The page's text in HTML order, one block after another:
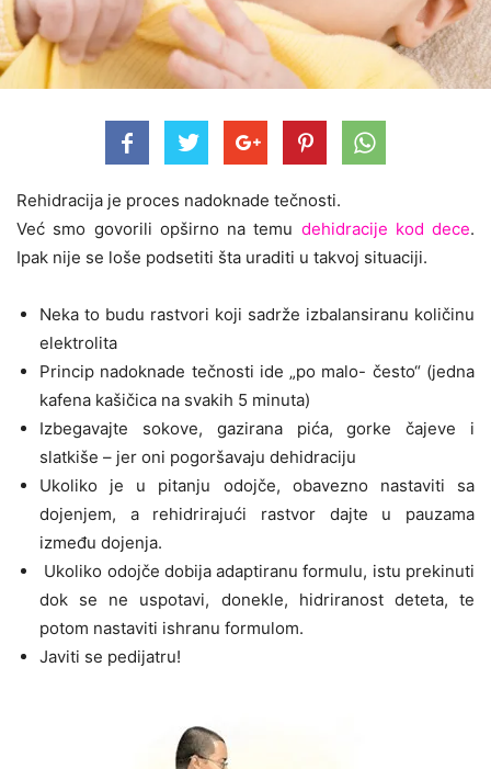
Rehidracija je proces nadoknade tečnosti.
Već smo govorili opširno na temu dehidracije kod dece.
Ipak nije se loše podsetiti šta uraditi u takvoj situaciji.
Neka to budu rastvori koji sadrže izbalansiranu količinu
elektrolita
Princip nadoknade tečnosti ide „po malo- često“ (jedna
kafena kašičica na svakih 5 minuta)
Izbegavajte sokove, gazirana pića, gorke čajeve i
slatkiše – jer oni pogoršavaju dehidraciju
Ukoliko je u pitanju odojče, obavezno nastaviti sa
dojenjem, a rehidrirajući rastvor dajte u pauzama
između dojenja.
Ukoliko odojče dobija adaptiranu formulu, istu prekinuti
dok se ne uspotavi, donekle, hidriranost deteta, te
potom nastaviti ishranu formulom.
Javiti se pedijatru!